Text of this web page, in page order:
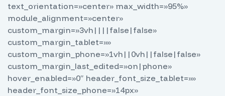
text_orientation=»center» max_width=»95%»
module_alignment=»center»
custom_margin=»3vh||||false|false»
custom_margin_tablet=»»
custom_margin_phone=»1vh||0vh||false|false»
custom_margin_last_edited=»on|phone»
hover_enabled=»0″ header_font_size_tablet=»»
header_font_size_phone=»14px»